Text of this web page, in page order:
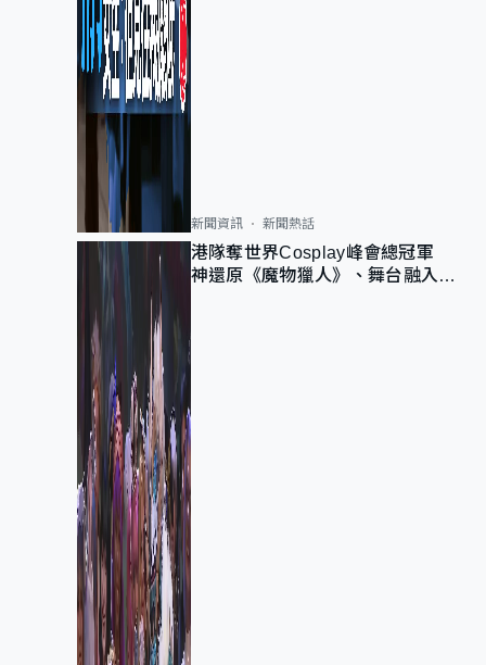
新聞資訊 新聞熱話
港隊奪世界Cosplay峰會總冠軍
神還原《魔物獵人》、舞台融入獅